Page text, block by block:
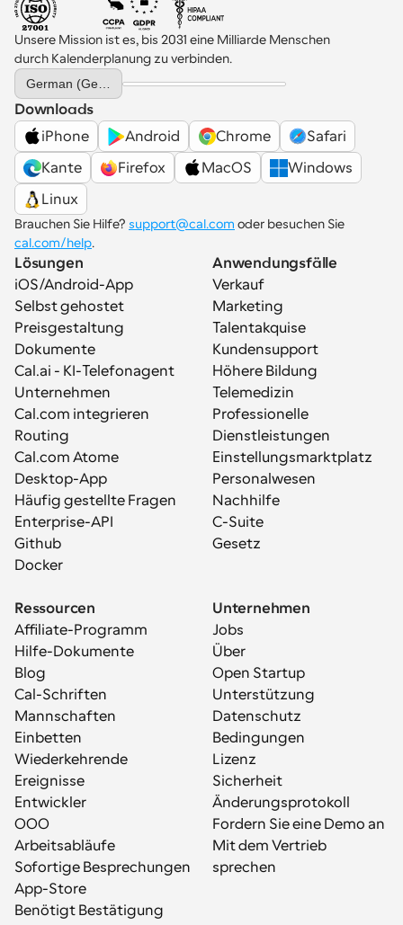
Unsere Mission ist es, bis 2031 eine Milliarde Menschen
durch Kalenderplanung zu verbinden.
Select Language
Downloads
iPhone
Android Chrome
Safari
Kante
Firefox MacOS
Windows
Linux
Brauchen Sie Hilfe? support@cal.com
cal.com/help.
Lösungen
iOS/Android-App
Selbst gehostet
Preisgestaltung
Dokumente
Cal.ai - KI-Telefonagent
Unternehmen
Cal.com integrieren
Routing
Cal.com Atome
Desktop-App
Häufig gestellte Fragen
Enterprise-API
Github
Docker
Anwendungsfälle
Verkauf
Marketing
Talentakquise
Kundensupport
Höhere Bildung
Telemedizin
Professionelle
Dienstleistungen
Einstellungsmarktplatz
Personalwesen
Nachhilfe
C-Suite
Gesetz
Ressourcen
Affiliate-Programm
Hilfe-Dokumente
Blog
Cal-Schriften
Mannschaften
Einbetten
Wiederkehrende
Ereignisse
Entwickler
OOO
Arbeitsabläufe
Sofortige Besprechungen
App-Store
Benötigt Bestätigung
Unternehmen
Jobs
Über
Open Startup
Unterstützung
Datenschutz
Bedingungen
Lizenz
Sicherheit
Änderungsprotokoll
Fordern Sie eine Demo an
Mit dem Vertrieb
sprechen